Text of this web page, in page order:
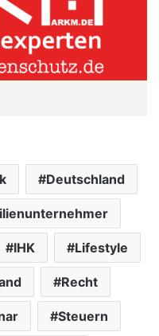
Deutschland
IHK Lifestyle
Recht
Steuern